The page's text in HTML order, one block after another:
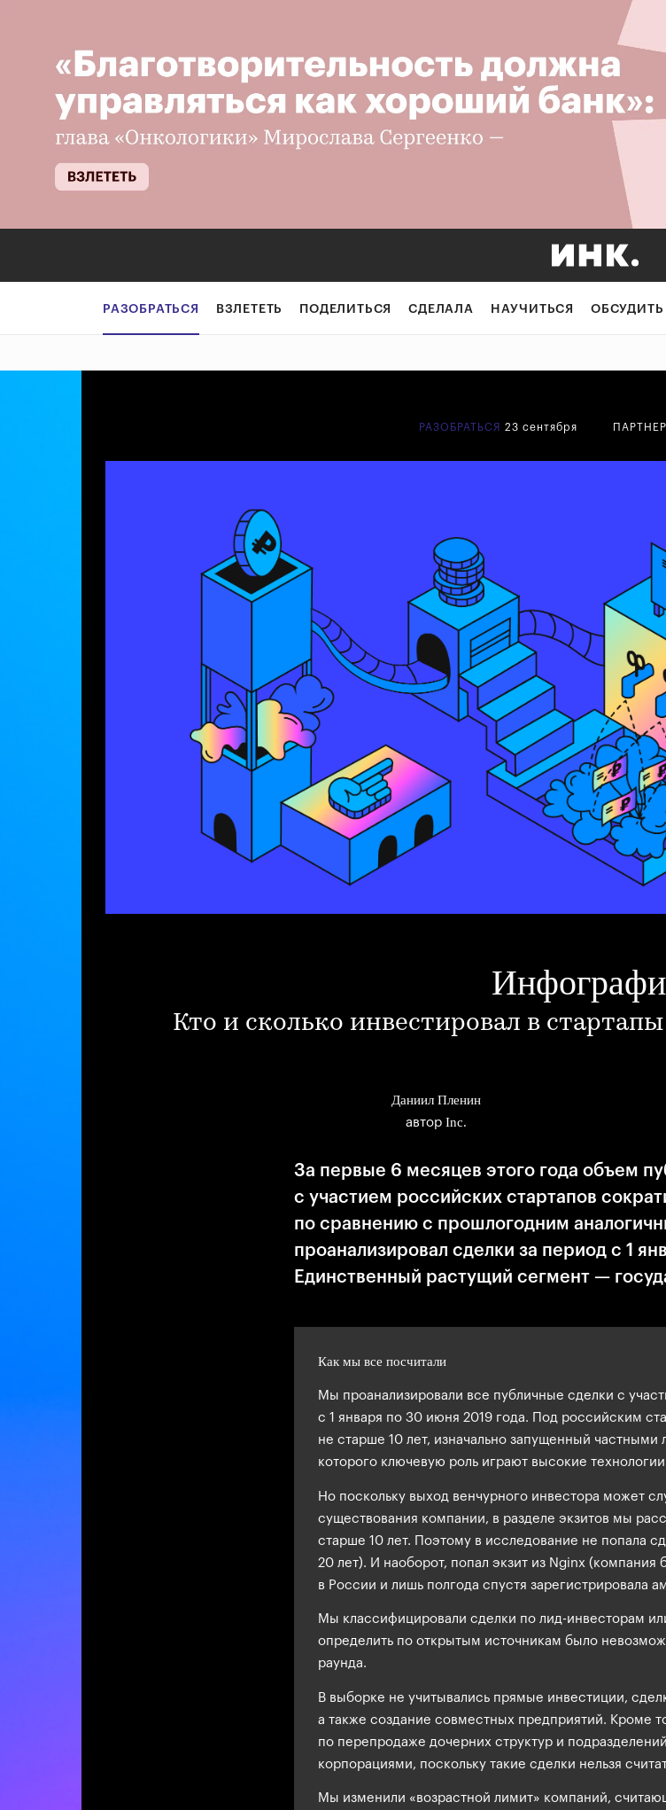
Инфографика: кто и
РАЗОБРАТЬСЯ ВЗЛЕТЕТЬ ПОДЕЛИТЬСЯ СДЕЛАЛА НАУЧИТЬСЯ ОБСУДИТЬ
РАЗОБРАТЬСЯ 23 сентября
Кто и сколько инвестировал в
Даниил Пленин
автор Inc.
За первые 6 месяцев этого года объем
с участием российских стартапов
по сравнению с прошлогодним
проанализировал сделки за период с 1
Единственный растущий сегмент —
Как мы все посчитали
Мы проанализировали все публичные сделки с
с 1 января по 30 июня 2019 года. Под российским
не старше 10 лет, изначально запущенный частными
которого ключевую роль играют высокие
Но поскольку выход венчурного инвестора может
существования компании, в разделе экзитов мы
старше 10 лет. Поэтому в исследование не попала
20 лет). И наоборот, попал экзит из Nginx (компания
в России и лишь полгода спустя зарегистрировала
Мы классифицировали сделки по лид-инвесторам
определить по открытым источникам было
раунда.
В выборке не учитывались прямые инвестиции,
а также создание совместных предприятий. Кроме
по перепродаже дочерних структур и
корпорациями, поскольку такие сделки нельзя
Мы изменили «возрастной лимит» компаний,